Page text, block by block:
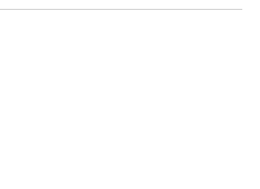
79.520; Украина: 204.574;